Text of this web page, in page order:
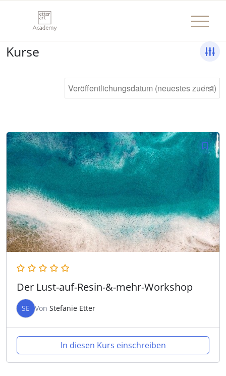
Kurse
Der Lust-auf-Resin-&-mehr-Workshop
SE Von Stefanie Etter
In diesen Kurs einschreiben